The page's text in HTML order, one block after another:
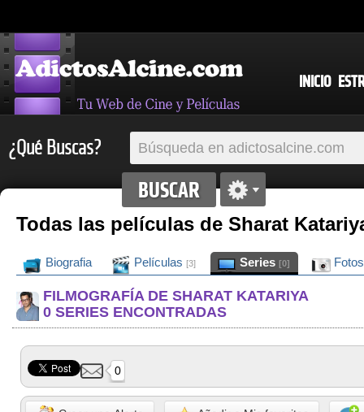
INICIO
¿Qué Buscas?
Todas las películas de Sharat
Biografia Películas [3] Series [0]
FILMOGRAFÍA DE SHARAT KATARIYA
0 SERIES ENCONTRADAS
0